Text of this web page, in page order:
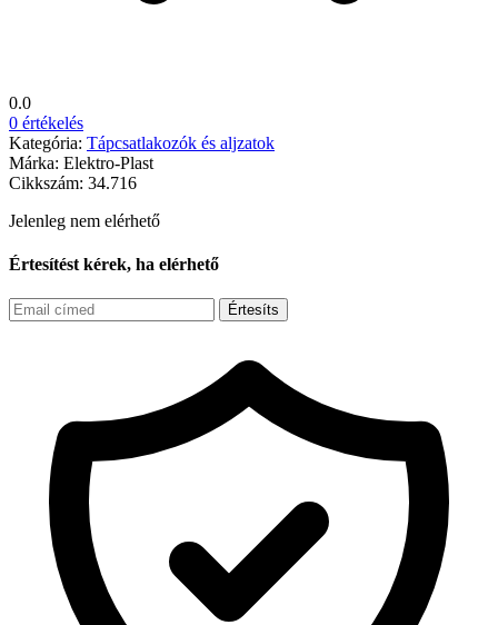
0.0
0 értékelés
Kategória: Tápcsatlakozók és aljzatok
Márka: Elektro-Plast
Cikkszám: 34.716
Jelenleg nem elérhető
Értesítést kérek, ha elérhető
Értesíts